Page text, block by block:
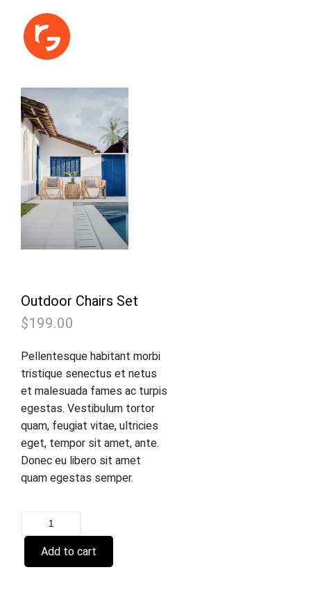
Outdoor Chairs Set
$199.00
Pellentesque habitant morbi
tristique senectus et netus
et malesuada fames ac turpis
egestas. Vestibulum tortor
quam, feugiat vitae, ultricies
eget, tempor sit amet, ante.
Donec eu libero sit amet
quam egestas semper.
Outdoor
Chairs
quantity
Add to cart